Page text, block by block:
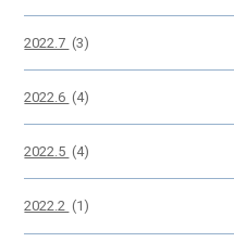
2022.7 (3)
2022.6 (4)
2022.5 (4)
2022.2 (1)